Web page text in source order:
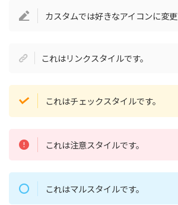
カスタムでは好きなアイコンに変
これはリンクスタイルです。
これはチェックスタイルです。
これは注意スタイルです。
これはマルスタイルです。